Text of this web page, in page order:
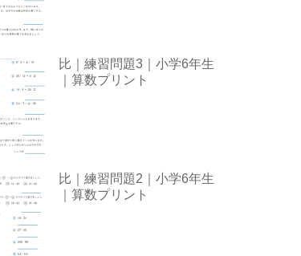
比｜練習問題3｜小学6年生
｜算数プリント
比｜練習問題2｜小学6年生
｜算数プリント